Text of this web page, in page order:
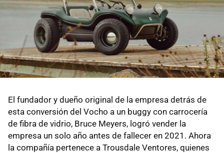
El fundador y dueño original de la empresa detrás de
esta conversión del Vocho a un buggy con carrocería
de fibra de vidrio, Bruce Meyers, logró vender la
empresa un solo año antes de fallecer en 2021. Ahora
la compañía pertenece a Trousdale Ventores, quienes